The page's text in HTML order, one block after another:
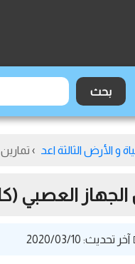
و الأرض الثالثة اعد ›
العصبي
تحديث: 2020/03/10